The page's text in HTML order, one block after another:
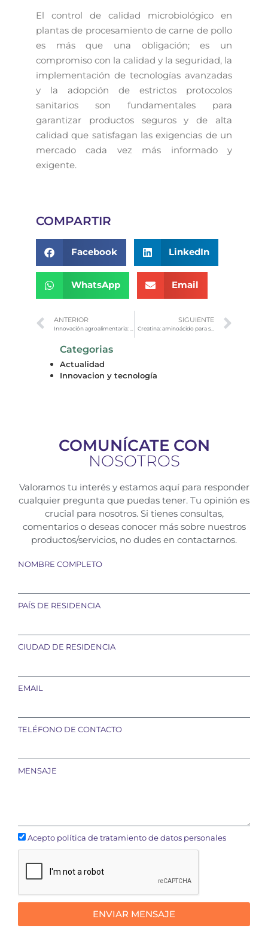
El control de calidad microbiológico en
plantas de procesamiento de carne de pollo
es más que una obligación; es un
compromiso con la calidad y la seguridad, la
implementación de tecnologías avanzadas
y la adopción de estrictos protocolos
sanitarios son fundamentales para
garantizar productos seguros y de alta
calidad que satisfagan las exigencias de un
mercado cada vez más informado y
exigente.
COMPARTIR
Facebook LinkedIn
WhatsApp Email
ANTERIOR
Innovación agroalimentaria: el reto de las empresas de alimentos
SIGUIENTE
Creatina: aminoácido para soporte físico y
Categorias
Actualidad
Innovacion y tecnología
COMUNÍCATE CON
NOSOTROS
Valoramos tu interés y estamos aquí para responder
cualquier pregunta que puedas tener. Tu opinión es
crucial para nosotros. Si tienes consultas,
comentarios o deseas conocer más sobre nuestros
productos/servicios, no dudes en contactarnos.
NOMBRE COMPLETO
PAÍS DE RESIDENCIA
CIUDAD DE RESIDENCIA
EMAIL
TELÉFONO DE CONTACTO
MENSAJE
Acepto política de tratamiento de datos personales
ENVIAR MENSAJE